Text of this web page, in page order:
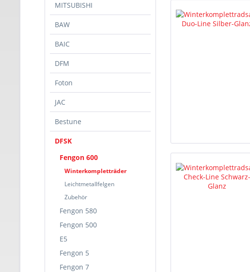
MITSUBISHI
BAW
BAIC
DFM
Foton
JAC
Bestune
DFSK
Fengon 600
Winterkompletträder
Leichtmetallfelgen
Zubehör
Fengon 580
Fengon 500
E5
Fengon 5
Fengon 7